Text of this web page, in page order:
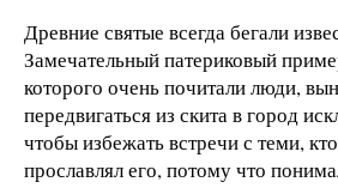
Древние святые всегда бегали
Замечательный патериковый
которого очень почитали люди,
передвигаться из скита в город
чтобы избежать встречи с теми,
прославлял его, потому что